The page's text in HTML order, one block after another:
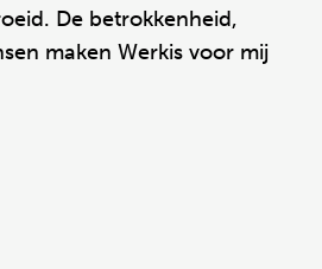
De betrokkenheid,
maken Werkis voor mij